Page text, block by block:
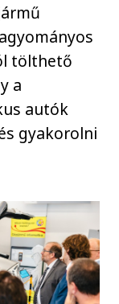
tölthető
a
autók
gyakorolni